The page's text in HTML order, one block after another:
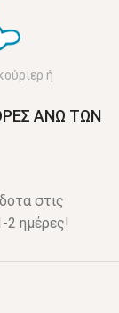
ή
ΑΝΩ ΤΩΝ
στις
2 ημέρες!